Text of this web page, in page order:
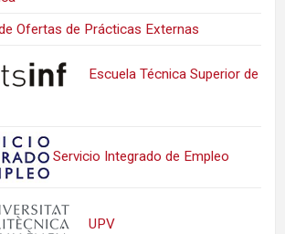
Ofertas de Prácticas Externas
Escuela Técnica Superior de
Servicio Integrado de Empleo
UPV